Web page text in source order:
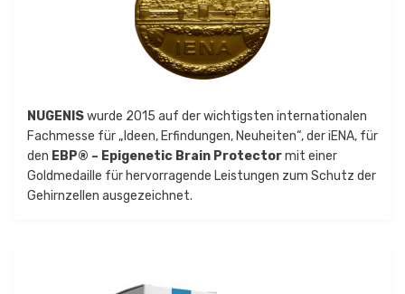
NUGENISwurde 2015 auf der wichtigsten internationalen
Fachmesse für „Ideen, Erfindungen, Neuheiten“, der iENA, für
den EBP® – Epigenetic Brain Protectormit einer
Goldmedaille für hervorragende Leistungen zum Schutz der
Gehirnzellen ausgezeichnet.